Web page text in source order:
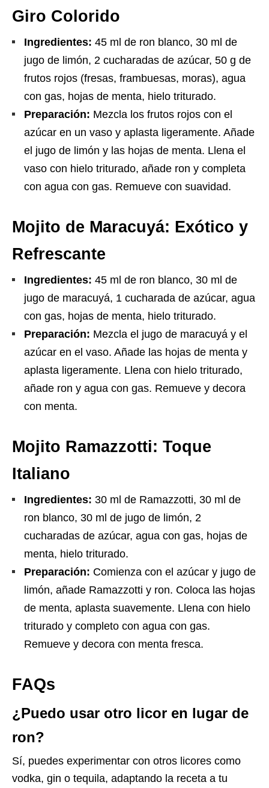
Giro Colorido
Ingredientes: 45 ml de ron blanco, 30 ml de
jugo de limón, 2 cucharadas de azúcar, 50 g de
frutos rojos (fresas, frambuesas, moras), agua
con gas, hojas de menta, hielo triturado.
Preparación: Mezcla los frutos rojos con el
azúcar en un vaso y aplasta ligeramente. Añade
el jugo de limón y las hojas de menta. Llena el
vaso con hielo triturado, añade ron y completa
con agua con gas. Remueve con suavidad.
Mojito de Maracuyá: Exótico y
Refrescante
Ingredientes: 45 ml de ron blanco, 30 ml de
jugo de maracuyá, 1 cucharada de azúcar, agua
con gas, hojas de menta, hielo triturado.
Preparación: Mezcla el jugo de maracuyá y el
azúcar en el vaso. Añade las hojas de menta y
aplasta ligeramente. Llena con hielo triturado,
añade ron y agua con gas. Remueve y decora
con menta.
Mojito Ramazzotti: Toque
Italiano
Ingredientes: 30 ml de Ramazzotti, 30 ml de
ron blanco, 30 ml de jugo de limón, 2
cucharadas de azúcar, agua con gas, hojas de
menta, hielo triturado.
Preparación: Comienza con el azúcar y jugo de
limón, añade Ramazzotti y ron. Coloca las hojas
de menta, aplasta suavemente. Llena con hielo
triturado y completo con agua con gas.
Remueve y decora con menta fresca.
FAQs
¿Puedo usar otro licor en lugar de
ron?
Sí, puedes experimentar con otros licores como
vodka, gin o tequila, adaptando la receta a tu